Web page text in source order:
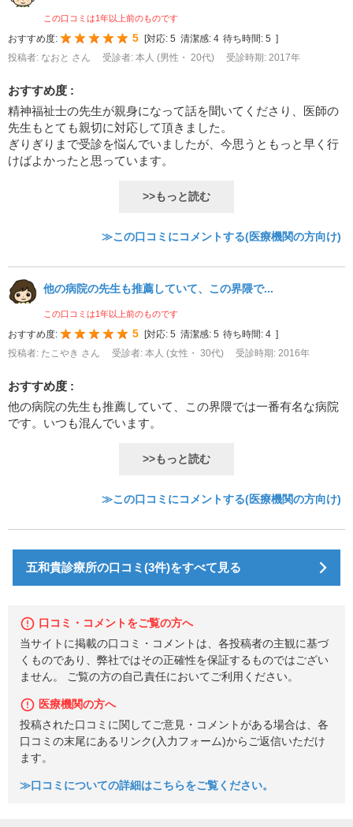
この口コミは1年以上前のものです
おすすめ度: 5 [対応: 5 清潔感: 4 待ち時間: 5 ]
投稿者: なおと さん
受診者: 本人 (男性・ 20代) 受診時期: 2017年
おすすめ度 :
精神福祉士の先生が親身になって話を聞いてくださり、医師の
先生もとても親切に対応して頂きました。
ぎりぎりまで受診を悩んでいましたが、今思うともっと早く行
けばよかったと思っています。
>>もっと読む
≫この口コミにコメントする(医療機関の方向け)
他の病院の先生も推薦していて、この界隈で...
この口コミは1年以上前のものです
おすすめ度: 5 対応: 5 清潔感: 5 待ち時間: 4
投稿者: たこやき さん
受診者: 本人 (女性・ 30代) 受診時期: 2016年
おすすめ度 :
他の病院の先生も推薦していて、この界隈では一番有名な病院
です。いつも混んでいます。
>>もっと読む
≫この口コミにコメントする(医療機関の方向け)
五和貴診療所の口コミ(3件)をすべて見る
口コミ・コメントをご覧の方へ
当サイトに掲載の口コミ・コメントは、各投稿者の主観に基づ
くものであり、弊社ではその正確性を保証するものではござい
ません。 ご覧の方の自己責任においてご利用ください。
医療機関の方へ
投稿された口コミに関してご意見・コメントがある場合は、各
口コミの末尾にあるリンク(入力フォーム)からご返信いただけ
ます。
≫口コミについての詳細はこちらをご覧ください。